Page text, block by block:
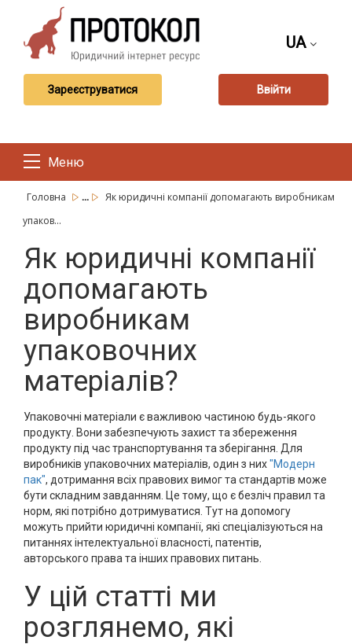
UA
Зареєструватися Ввійти
Меню
Головна ...
Як юридичні компанії допомагають виробникам
упаков...
Як юридичні компанії
допомагають
виробникам
упаковочних
матеріалів?
Упаковочні матеріали є важливою частиною будь-якого
продукту. Вони забезпечують захист та збереження
продукту під час транспортування та зберігання. Для
виробників упаковочних матеріалів, один з них"Модерн
пак", дотримання всіх правових вимог та стандартів може
бути складним завданням. Це тому, що є безліч правил та
норм, які потрібно дотримуватися. Тут на допомогу
можуть прийти юридичні компанії, які спеціалізуються на
питаннях інтелектуальної власності, патентів,
авторського права та інших правових питань.
У цій статті ми
розглянемо, які